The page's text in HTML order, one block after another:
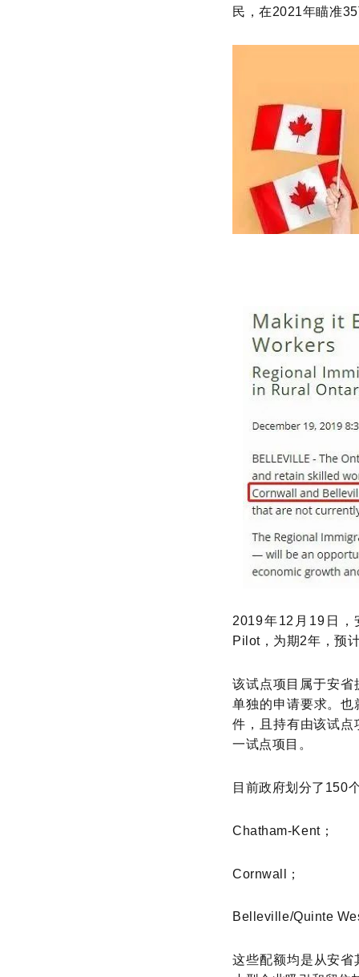
民，在2021年瞄准
2019年12月19日，
Pilot，为期2年，预
该试点项目属于安
单独的申请要求。
件，且持有由该试
一试点项目。
目前政府划分了150
Chatham-Kent；
Cornwall；
Belleville/Quinte
这些配额均是从安